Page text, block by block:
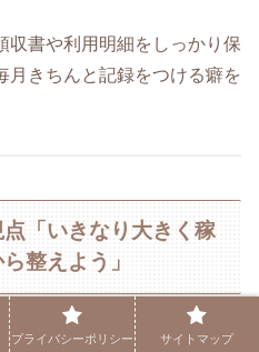
収書や利用明細をしっかり保
月きちんと記録をつける癖を
「いきなり大きく稼
整えよう」
と向き合ってきた私個人の見
プライバシーポリシー サイトマップ